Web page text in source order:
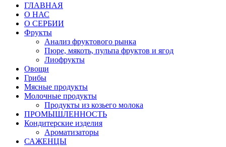
ГЛАВНАЯ
О НАС
O СЕРБИИ
Фрукты
Анализ фруктового рынка
Пюре, мякоть, пульпа фруктов и ягод
Лиофрукты
Овощи
Грибы
Мясные продукты
Молочные продукты
Продукты из козьего молока
ПРОМЫШЛЕННОСТЬ
Кондитерские изделия
Ароматизаторы
САЖЕНЦЫ